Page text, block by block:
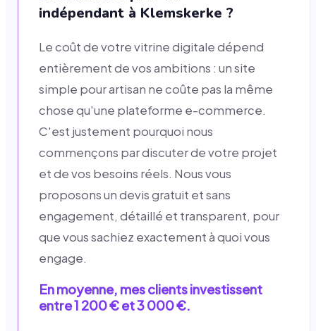
indépendant à Klemskerke ?
Le coût de votre vitrine digitale dépend
entièrement de vos ambitions : un site
simple pour artisan ne coûte pas la même
chose qu'une plateforme e-commerce.
C'est justement pourquoi nous
commençons par discuter de votre projet
et de vos besoins réels. Nous vous
proposons un devis gratuit et sans
engagement, détaillé et transparent, pour
que vous sachiez exactement à quoi vous
engage.
En moyenne, mes clients investissent
entre 1 200 € et 3 000 €.